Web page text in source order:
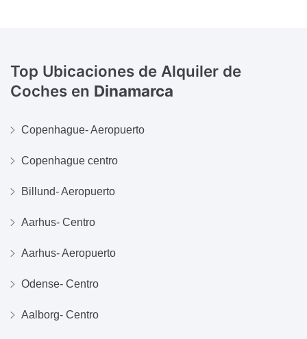
Top Ubicaciones de Alquiler de
Coches en Dinamarca
Copenhague- Aeropuerto
Copenhague centro
Billund- Aeropuerto
Aarhus- Centro
Aarhus- Aeropuerto
Odense- Centro
Aalborg- Centro